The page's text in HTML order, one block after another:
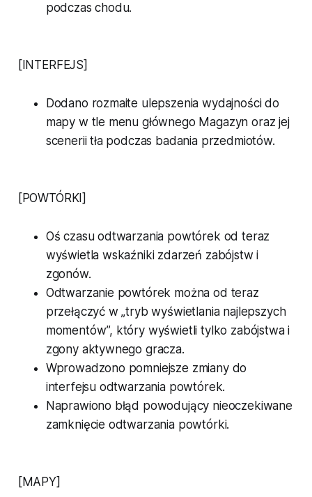
podczas chodu.
[INTERFEJS]
Dodano rozmaite ulepszenia wydajności do
mapy w tle menu głównego Magazyn oraz jej
scenerii tła podczas badania przedmiotów.
[POWTÓRKI]
Oś czasu odtwarzania powtórek od teraz
wyświetla wskaźniki zdarzeń zabójstw i
zgonów.
Odtwarzanie powtórek można od teraz
przełączyć w „tryb wyświetlania najlepszych
momentów”, który wyświetli tylko zabójstwa i
zgony aktywnego gracza.
Wprowadzono pomniejsze zmiany do
interfejsu odtwarzania powtórek.
Naprawiono błąd powodujący nieoczekiwane
zamknięcie odtwarzania powtórki.
[MAPY]